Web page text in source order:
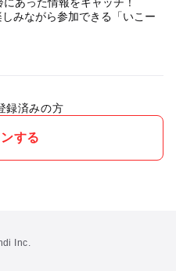
みながら参加できる「いこー
録済みの方
する
Inc.